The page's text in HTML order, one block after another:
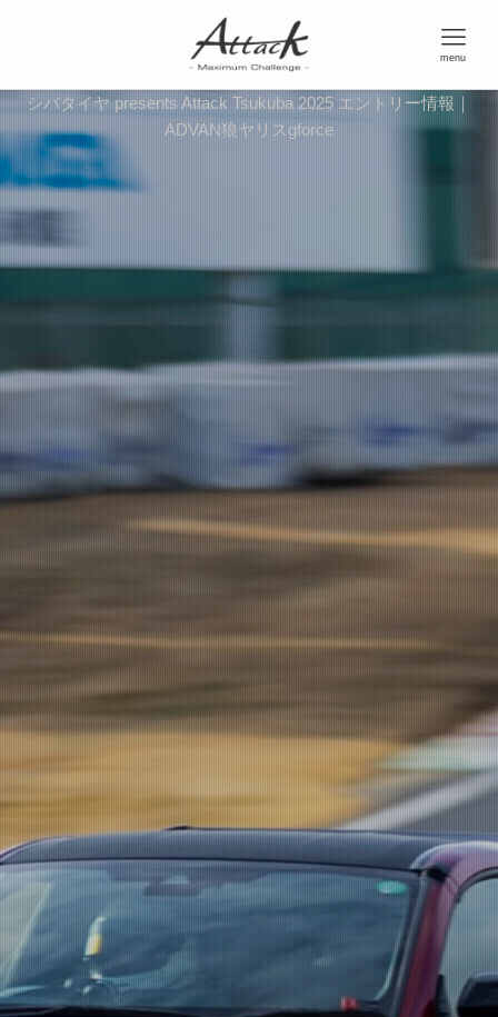
menu
シバタイヤ presents Attack Tsukuba 2025 エントリー情報｜
ADVAN狼ヤリスgforce